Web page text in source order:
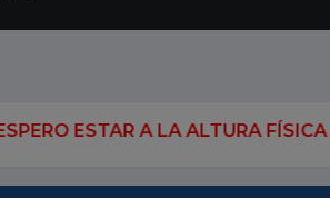
FÍSICA Y MENTALMENTE”